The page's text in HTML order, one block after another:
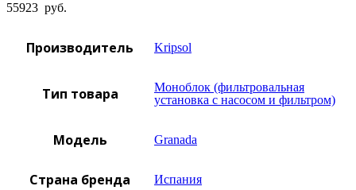
55923 руб.
Производитель Kripsol
Тип товара
Моноблок (фильтровальная
установка с насосом и фильтром)
Модель Granada
Страна бренда Испания